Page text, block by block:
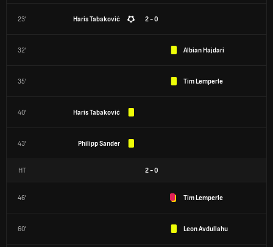
23' Haris Tabaković 2 - 0
32' Albian Hajdari
35' Tim Lemperle
40' Haris Tabaković
43' Philipp Sander
HT 2-0
46' Tim Lemperle
60' Leon Avdullahu